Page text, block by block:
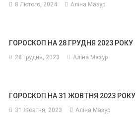
8 Лютого, 2024 Аліна Мазур
ГОРОСКОП НА 28 ГРУДНЯ 2023 РОКУ
28 Грудня, 2023 Аліна Мазур
ГОРОСКОП НА 31 ЖОВТНЯ 2023 РОКУ
31 Жовтня, 2023 Аліна Мазур